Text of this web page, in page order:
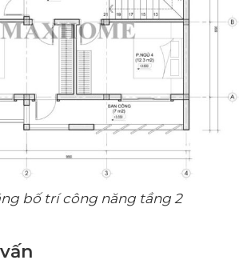
bố trí công năng tầng 2